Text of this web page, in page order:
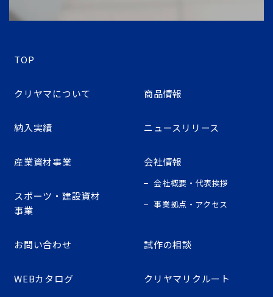
TOP
クリヤマについて 商品情報
納入実績 ニュースリリース
産業資材事業
スポーツ・建設資材
事業
会社情報
会社概要・代表挨拶
事業拠点・アクセス
お問い合わせ 試作の相談
WEBカタログ クリヤマリクルート